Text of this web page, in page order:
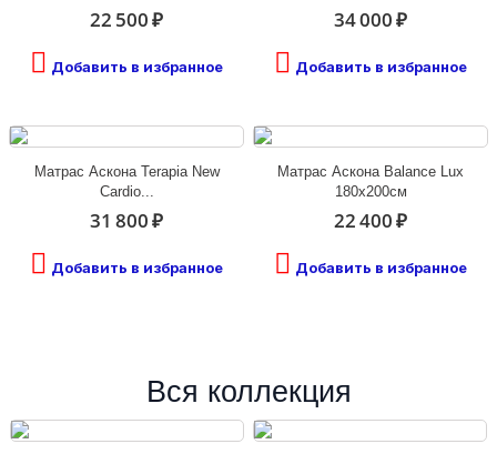
22 500 ₽
Добавить в избранное
34 000 ₽
Добавить в избранное
Матрас Аскона Terapia New
Cardio...
31 800 ₽
Добавить в избранное
Матрас Аскона Balance Lux
180х200см
22 400 ₽
Добавить в избранное
Вся коллекция